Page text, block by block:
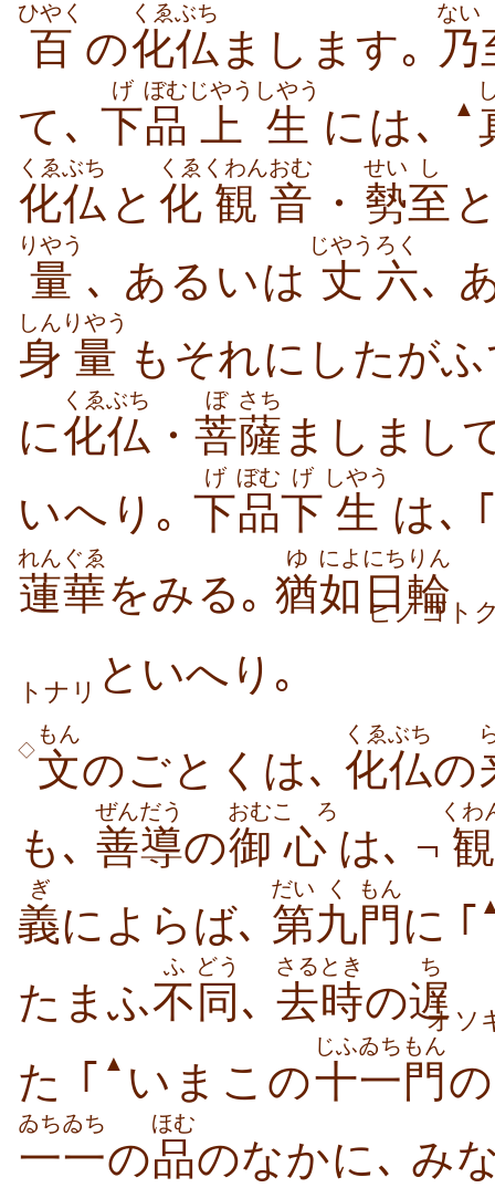
百
ひやく
の化仏
くゑぶち
まします｡ 乃
ない
て､ 下
げ
品
ぼむ
上生
じやうしやう
には､ ▲
化仏
くゑぶち
と 化
くゑ
観
くわん
音
おむ
・ 勢
せい
至
し
量
りやう
､ あるいは 丈
じやう
六
ろく
､
身
しん
量
りやう
もそれにしたが
に化仏
くゑぶち
・ 菩
ぼ
薩
さち
ましまし
いへり｡ 下
げ
品
ぼむ
下
げ
生
しやう
は､
蓮華
れんぐゑ
をみる｡ 猶
ゆ
如
によ
日輪
にちりん
ヒノゴ
トナリ といへり｡
◇文
もん
のごとくは､ 化仏
くゑぶち
の
も､ 善導
ぜんだう
の御
おむ
心
こゝろ
は､ ¬
くわ
義
ぎ
によらば､ 第
だい
九
く
門
もん
に ｢
たまふ不
ふ
同
どう
､ 去時
さるとき
の遅
ち
オソ
た ｢ ▲ いまこの十
じふ
一
ゐち
門
もん
の
一一
ゐちゐち
の品
ほむ
のなかに､ み